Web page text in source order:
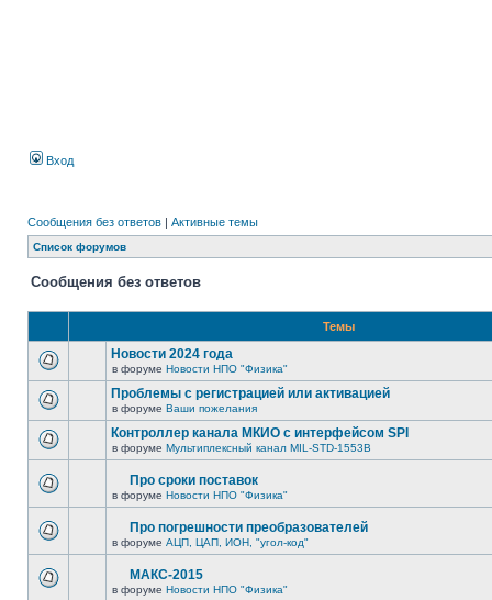
Вход
Сообщения без ответов | Активные темы
Список форумов
Сообщения без ответов
Темы
Новости 2024 года
в форуме Новости НПО "Физика"
Проблемы с регистрацией или активацией
в форуме Ваши пожелания
Контроллер канала МКИО с интерфейсом SPI
в форуме Мультиплексный канал MIL-STD-1553B
Про сроки поставок
в форуме Новости НПО "Физика"
Про погрешности преобразователей
в форуме АЦП, ЦАП, ИОН, "угол-код"
МАКС-2015
в форуме Новости НПО "Физика"